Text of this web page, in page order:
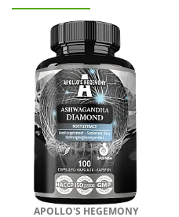
APOLLO'S HEGEMONY